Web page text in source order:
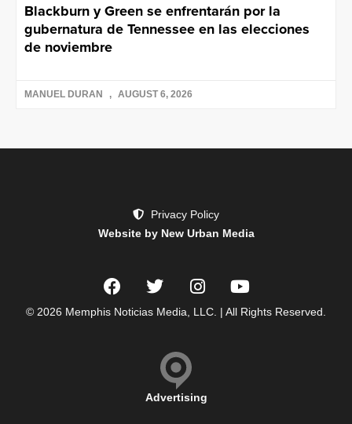
Blackburn y Green se enfrentarán por la
gubernatura de Tennessee en las elecciones
de noviembre
MANUEL DURAN AUGUST 6, 2026
Privacy Policy
Website by New Urban Media
© 2026 Memphis Noticias Media, LLC. | All Rights Reserved.
Advertising